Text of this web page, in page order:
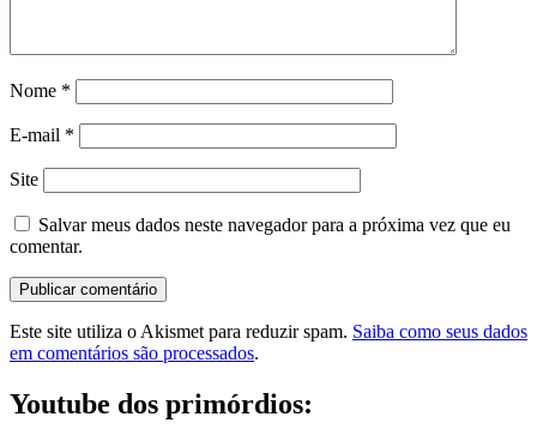
Nome *
E-mail *
Site
Salvar meus dados neste navegador para a próxima vez que eu
comentar.
Este site utiliza o Akismet para reduzir spam. Saiba como seus dados
em comentários são processados.
Youtube dos primórdios: